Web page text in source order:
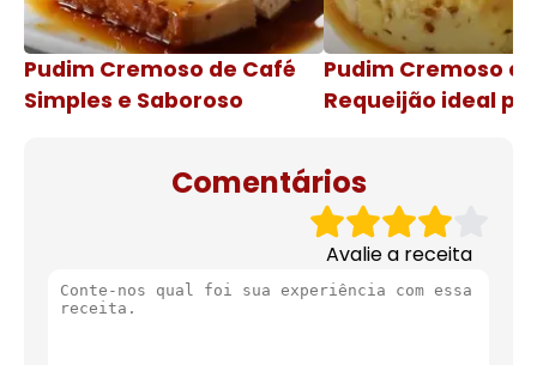
Pudim Cremoso de Café
Simples e Saboroso
Pudim Cremoso
Requeijão ideal
Comentários
Avalie a receita